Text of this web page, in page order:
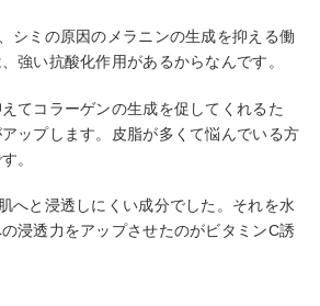
シミの原因のメラニンの生成を抑える働
強い抗酸化作用があるからなんです。
てコラーゲンの生成を促してくれるた
ップします。皮脂が多くて悩んでいる方
。
へと浸透しにくい成分でした。それを水
浸透力をアップさせたのがビタミンC誘